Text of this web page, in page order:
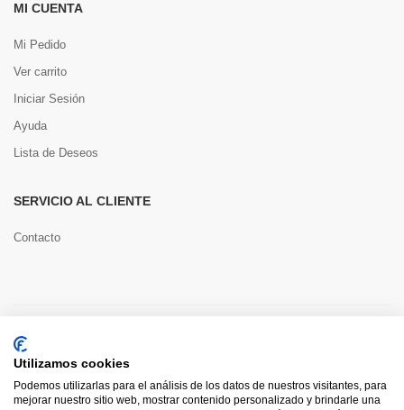
MI CUENTA
Mi Pedido
Ver carrito
Iniciar Sesión
Ayuda
Lista de Deseos
SERVICIO AL CLIENTE
Contacto
Utilizamos cookies
Podemos utilizarlas para el análisis de los datos de nuestros visitantes, para
mejorar nuestro sitio web, mostrar contenido personalizado y brindarle una